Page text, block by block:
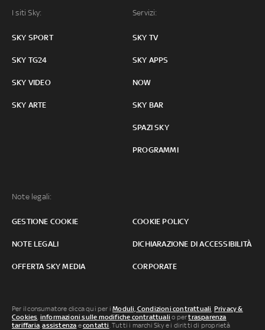
I siti Sky:
SKY SPORT
SKY TG24
SKY VIDEO
SKY ARTE
Servizi:
SKY TV
SKY APPS
NOW
SKY BAR
SPAZI SKY
PROGRAMMI
Note legali:
GESTIONE COOKIE COOKIE POLICY
NOTE LEGALI DICHIARAZIONE DI ACCESSIBILITÀ
OFFERTA SKY MEDIA CORPORATE
Per il consumatore clicca qui per iModuli, Condizioni contrattuali, Privacy &
Cookies, informazioni sulle modifiche contrattuali o pertrasparenza
tariffaria,assistenza econtatti. Tutti i marchi Sky e i diritti di proprietà